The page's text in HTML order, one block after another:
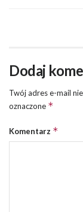
Dodaj
Twój adres e-mail
oznaczone *
Komentarz *